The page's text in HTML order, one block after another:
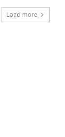
Load more